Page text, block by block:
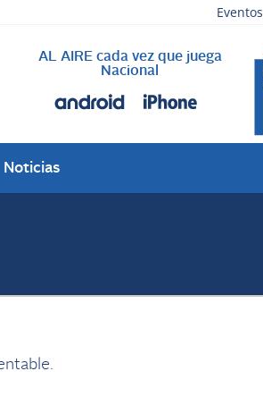
Eventos
AL AIRE cada vez que juega
Nacional
Noticias